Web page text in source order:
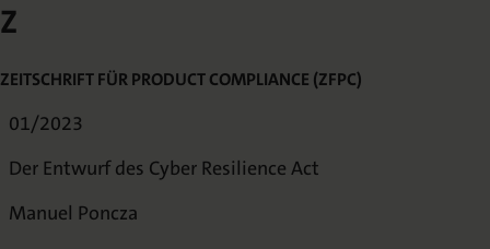
Z
ZEITSCHRIFT FÜR PRODUCT COMPLIANCE (ZFPC)
01/2023
Der Entwurf des Cyber Resilience Act
Manuel Poncza